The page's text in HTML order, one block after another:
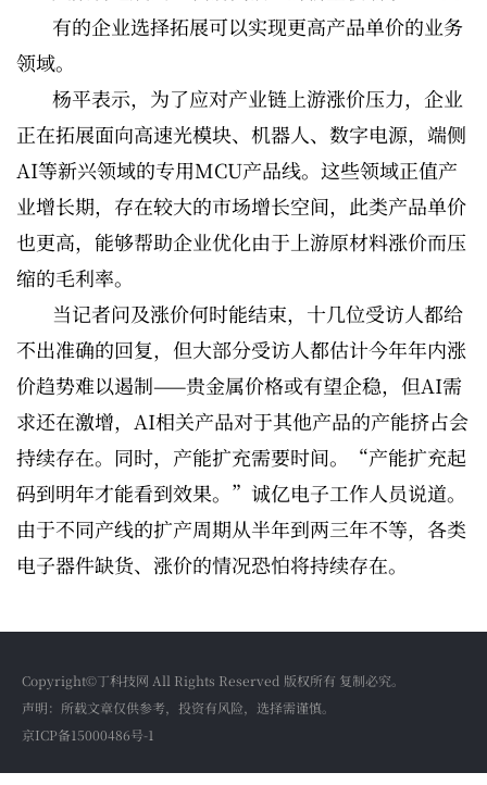
有的企业选择拓展可以实现更高产品单价的业务
领域。
杨平表示，为了应对产业链上游涨价压力，企业
正在拓展面向高速光模块、机器人、数字电源，端侧
AI等新兴领域的专用MCU产品线。这些领域正值产
业增长期，存在较大的市场增长空间，此类产品单价
也更高，能够帮助企业优化由于上游原材料涨价而压
缩的毛利率。
当记者问及涨价何时能结束，十几位受访人都给
不出准确的回复，但大部分受访人都估计今年年内涨
价趋势难以遏制——贵金属价格或有望企稳，但AI需
求还在激增，AI相关产品对于其他产品的产能挤占会
持续存在。同时，产能扩充需要时间。“产能扩充起
码到明年才能看到效果。”诚亿电子工作人员说道。
由于不同产线的扩产周期从半年到两三年不等，各类
电子器件缺货、涨价的情况恐怕将持续存在。
Copyright©丁科技网 All Rights Reserved 版权所有 复制必究。
声明：所载文章仅供参考，投资有风险，选择需谨慎。
京ICP备15000486号-1